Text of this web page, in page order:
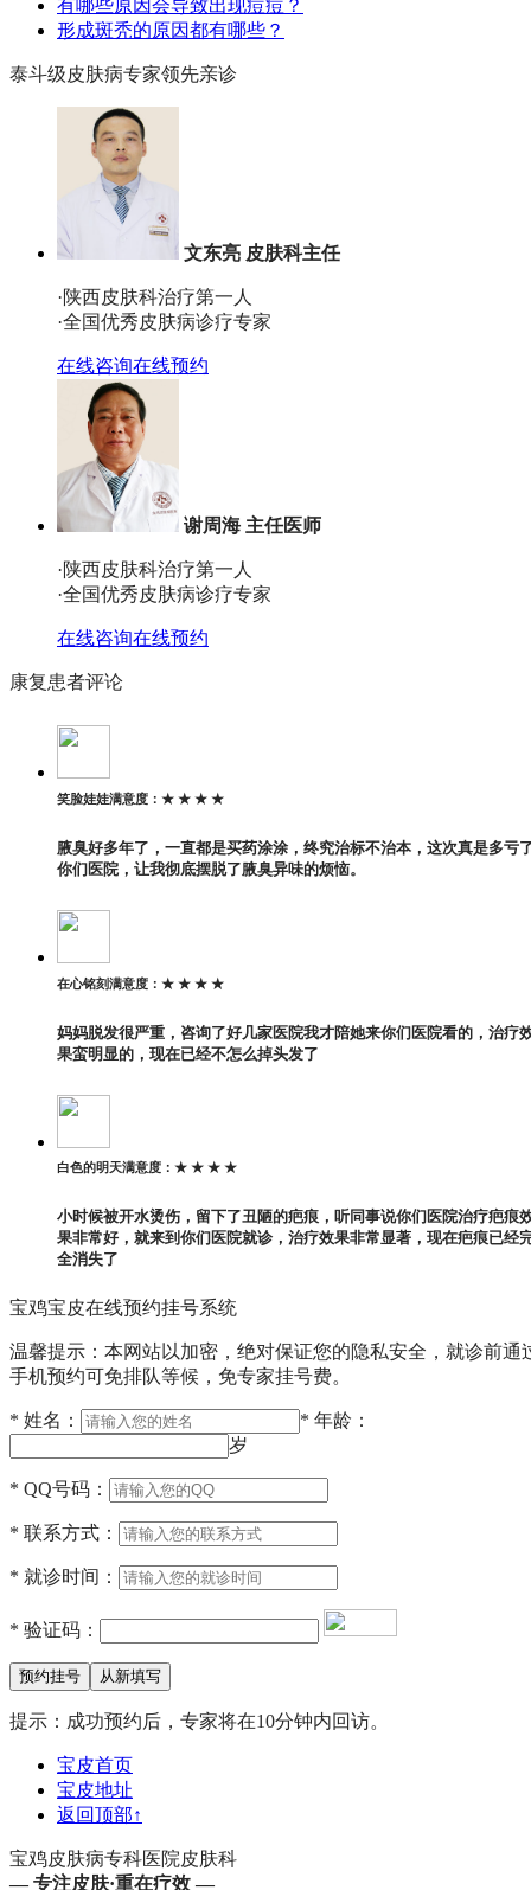
有哪些原因会导致出现痘痘？
形成斑秃的原因都有哪些？
泰斗级皮肤病专家领先亲诊
文东亮 皮肤科主任
·陕西皮肤科治疗第一人
·全国优秀皮肤病诊疗专家
在线咨询在线预约
谢周海 主任医师
·陕西皮肤科治疗第一人
·全国优秀皮肤病诊疗专家
在线咨询在线预约
康复患者评论
笑脸娃娃满意度： ★ ★ ★ ★
腋臭好多年了，一直都是买药涂涂，终究治标不治本，这次真是多亏
你们医院，让我彻底摆脱了腋臭异味的烦恼。
在心铭刻满意度： ★ ★ ★ ★
妈妈脱发很严重，咨询了好几家医院我才陪她来你们医院看的，治疗
果蛮明显的，现在已经不怎么掉头发了
白色的明天满意度： ★ ★ ★ ★
小时候被开水烫伤，留下了丑陋的疤痕，听同事说你们医院治疗疤痕
果非常好，就来到你们医院就诊，治疗效果非常显著，现在疤痕已经
全消失了
宝鸡宝皮在线预约挂号系统
温馨提示：本网站以加密，绝对保证您的隐私安全，就诊前通
手机预约可免排队等候，免专家挂号费。
* 姓名： * 年龄：
岁
* QQ号码：
* 联系方式：
* 就诊时间：
* 验证码：
提示：成功预约后，专家将在10分钟内回访。
宝皮首页
宝皮地址
返回顶部↑
宝鸡皮肤病专科医院皮肤科
— 专注皮肤·重在疗效 —